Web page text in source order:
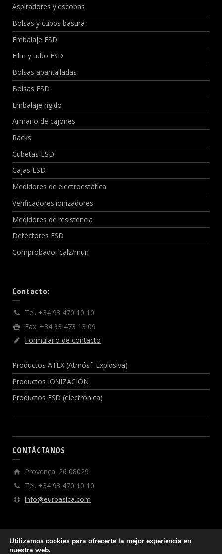
Aspiradores y escobas
Bolsas y cubos basura
Embalaje ESD
Film y tubo ESD
Bolsas apantalladas
Bolsas ESD
Embalaje rígido
Armario de cajones
Racks
Cubetas ESD
Cajas ESD
Medidores de electroestática
Verificadores ionizadores
Medidores de resistencia
Detectores ESD
Comprobador calz/muñ
Contacto:
Tel. +34 93 470 10 10
Fax. +34 93 473 13 09
Formulario de contacto
Productos ATEX (Atmósf. Explosiva)
Productos IONIZACIÓN
Productos ESD (electrónica)
CONTÁCTANOS
Provença, 26 08029
Tel. +34 93 470 10 10
info@euroasica.com
Utilizamos cookies para ofrecerte la mejor experiencia en
nuestra web.